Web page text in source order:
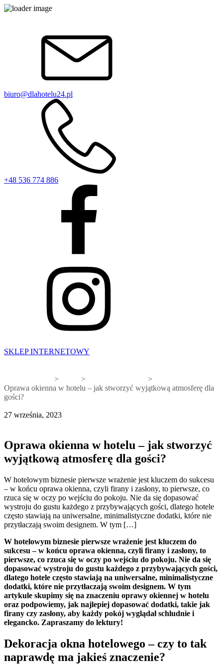
biuro@dlahotelu24.pl
+48 536 774 886
SKLEP INTERNETOWY
Oprawa okienna w hotelu – jak stworzyć wyjątkową atmosferę dla
gości?
27 września, 2023
Oprawa okienna w hotelu – jak stworzyć
wyjątkową atmosferę dla gości?
W hotelowym biznesie pierwsze wrażenie jest kluczem do sukcesu
– w końcu oprawa okienna, czyli firany i zasłony, to pierwsze, co
rzuca się w oczy po wejściu do pokoju. Nie da się dopasować
wystroju do gustu każdego z przybywających gości, dlatego hotele
często stawiają na uniwersalne, minimalistyczne dodatki, które nie
przytłaczają swoim designem. W tym […]
W hotelowym biznesie pierwsze wrażenie jest kluczem do
sukcesu – w końcu oprawa okienna, czyli firany i zasłony, to
pierwsze, co rzuca się w oczy po wejściu do pokoju. Nie da się
dopasować wystroju do gustu każdego z przybywających gości,
dlatego hotele często stawiają na uniwersalne, minimalistyczne
dodatki, które nie przytłaczają swoim designem. W tym
artykule skupimy się na znaczeniu oprawy okiennej w hotelu
oraz podpowiemy, jak najlepiej dopasować dodatki, takie jak
firany czy zasłony, aby każdy pokój wyglądał schludnie i
elegancko. Zapraszamy do lektury!
Dekoracja okna hotelowego – czy to tak
naprawdę ma jakieś znaczenie?